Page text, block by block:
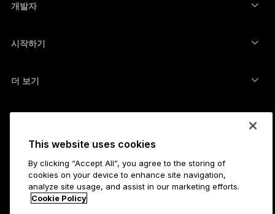
모든 제품
모든 자산 보기
개발자
시작하기
호환 가능한 지갑 및 서비스
비트코인 하드웨어 지갑
더 보기
바운티 프로그램
제휴사
Ledger의 비전
Ledger 아카데미
This website uses cookies
By clicking “Accept All”, you agree to the storing of
cookies on your device to enhance site navigation,
analyze site usage, and assist in our marketing efforts.
Cookie Policy